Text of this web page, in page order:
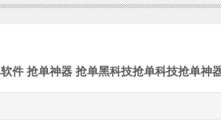
件 抢单神器 抢单黑科技抢单科技抢单神